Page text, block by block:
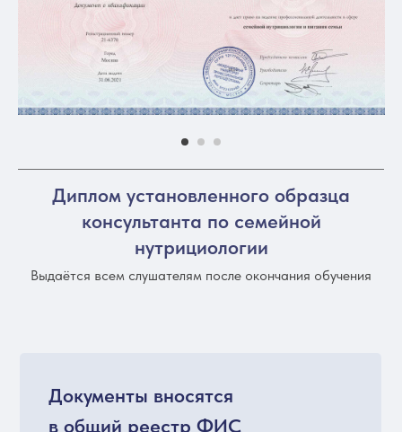
Диплом установленного образца
консультанта по семейной
нутрициологии
Выдаётся всем слушателям после окончания обучения
Документы вносятся
в общий реестр ФИС